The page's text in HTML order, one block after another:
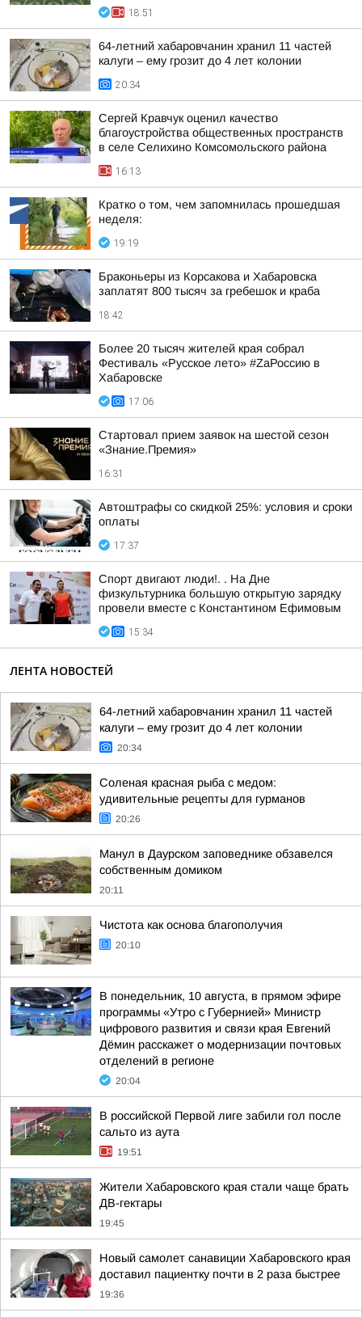
18:51
64-летний хабаровчанин хранил 11 частей
калуги – ему грозит до 4 лет колонии
20:34
Сергей Кравчук оценил качество
благоустройства общественных пространств
в селе Селихино Комсомольского района
16:13
Кратко о том, чем запомнилась прошедшая
неделя:
19:19
Браконьеры из Корсакова и Хабаровска
заплатят 800 тысяч за гребешок и краба
18:42
Более 20 тысяч жителей края собрал
Фестиваль «Русское лето» #ZaРоссию в
Хабаровске
17:06
Стартовал прием заявок на шестой сезон
«Знание.Премия»
16:31
Автоштрафы со скидкой 25%: условия и сроки
оплаты
17:37
Спорт двигают люди!. . На Дне
физкультурника большую открытую зарядку
провели вместе с Константином Ефимовым
15:34
ЛЕНТА НОВОСТЕЙ
64-летний хабаровчанин хранил 11 частей
калуги – ему грозит до 4 лет колонии
20:34
Соленая красная рыба с медом:
удивительные рецепты для гурманов
20:26
Манул в Даурском заповеднике обзавелся
собственным домиком
20:11
Чистота как основа благополучия
20:10
В понедельник, 10 августа, в прямом эфире
программы «Утро с Губернией» Министр
цифрового развития и связи края Евгений
Дёмин расскажет о модернизации почтовых
отделений в регионе
20:04
В российской Первой лиге забили гол после
сальто из аута
19:51
Жители Хабаровского края стали чаще брать
ДВ-гектары
19:45
Новый самолет санавиции Хабаровского края
доставил пациентку почти в 2 раза быстрее
19:36